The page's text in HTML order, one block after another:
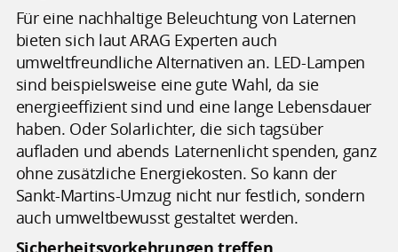
Für eine nachhaltige Beleuchtung von Laternen
bieten sich laut ARAG Experten auch
umweltfreundliche Alternativen an. LED-Lampen
sind beispielsweise eine gute Wahl, da sie
energieeffizient sind und eine lange Lebensdauer
haben. Oder Solarlichter, die sich tagsüber
aufladen und abends Laternenlicht spenden, ganz
ohne zusätzliche Energiekosten. So kann der
Sankt-Martins-Umzug nicht nur festlich, sondern
auch umweltbewusst gestaltet werden.
Sicherheitsvorkehrungen treffen